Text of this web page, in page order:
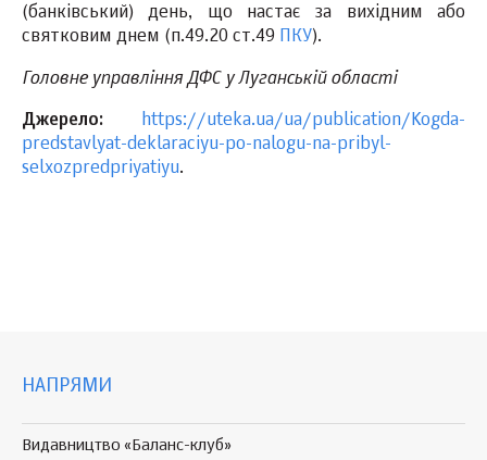
(банківський) день, що настає за вихідним або
святковим днем (п.49.20 ст.49
ПКУ).
Головне управління ДФС у Луганській області
Джерело:
https://uteka.ua/ua/publication/Kogda-
predstavlyat-deklaraciyu-po-nalogu-na-pribyl-
selxozpredpriyatiyu.
НАПРЯМИ
Видавництво «Баланс-клуб»